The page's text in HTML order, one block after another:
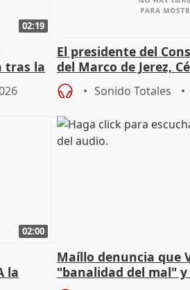
02:19
tras la
El presidente del
del Marco de Jerez,
sobre exportaciones
Sonido Totales
02:00
la
Maíllo denuncia que
"banalidad del mal" y